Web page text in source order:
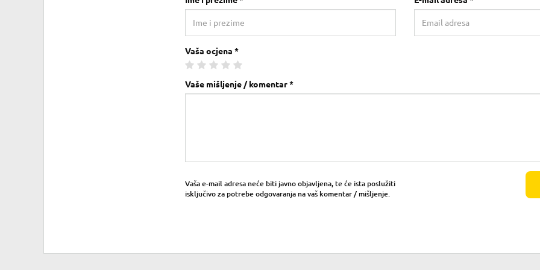
Vaša ocjena *
Vaše mišljenje / komentar *
Vaša e-mail adresa neće biti javno objavljena, te će ista poslužiti
isključivo za potrebe odgovaranja na vaš komentar / mišljenje.